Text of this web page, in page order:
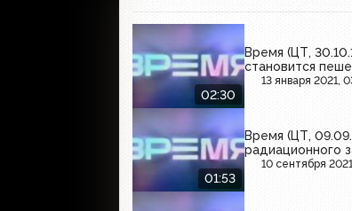
02:30
Время (ЦТ,
становится
13 января 2021,
01:53
Время (ЦТ,
радиационного
10 сентября